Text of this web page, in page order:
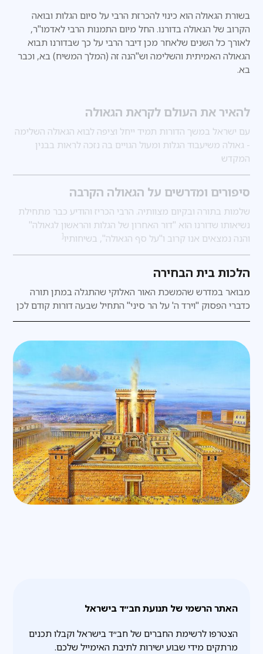
בשורת הגאולה הוא כינוי להכרזת הרבי על סיום הגלות ובואה
הקרוב של הגאולה בדורנו. החל מיום התמנות הרבי לאדמו"ר,
לאורך כל השנים שלאחר מכן דיבר הרבי על כך שבדורנו תבוא
הגאולה האמיתית והשלימה וש"הנה זה (המלך המשיח) בא, וכבר
בא.
להאיר את העולם לקראת הגאולה
עם ישראל במשך הדורות תמיד ייחל וציפה לבוא הגאולה השלימה
- גאולה משיעבוד הגלות ומעול הגויים בה נזכה לראות בבנין
המקדש
סיפורים ומדרשים על הגאולה הקרבה
שלמות בתורה ובקיום מצוותיה. הרבי הכריז והודיע כבר מתחילת
נשיאותו שדורנו הוא "דור האחרון של הגלות והראשון לגאולה"
והנה נמצאים אנו קרוב ו"על סף הגאולה", בשיחותיו[
הלכות בית הבחירה
מבואר במדרש שהמשכת האור האלוקי שהתגלה במתן תורה
כדברי הפסוק "וירד ה' על הר סיני" התחיל שבעה דורות קודם לכן
האתר הרשמי של תנועת חב״ד בישראל
הצטרפו לרשימת החברים של חב״ד בישראל וקבלו תכנים
מרתקים מידי שבוע ישירות לתיבת האימייל שלכם.